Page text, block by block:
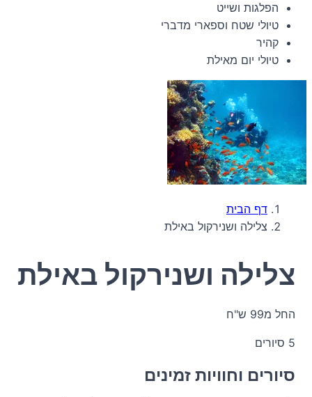
הפלגות ושייט
טיולי שטח וספארי מדברי
קהיר
טיולי יום מאילת
דף הבית
צלילה ושנירקול באילת
צלילה ושנירקול באילת
החל מ99 ש"ח
5 סיורים
סיורים וחוויות זמינים